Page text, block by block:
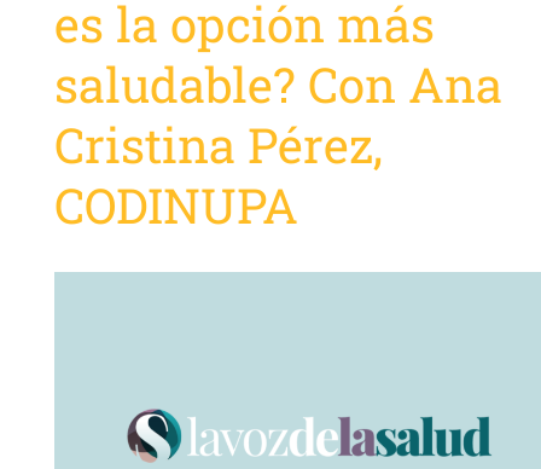
es la opción más
saludable? Con Ana
Cristina Pérez,
CODINUPA